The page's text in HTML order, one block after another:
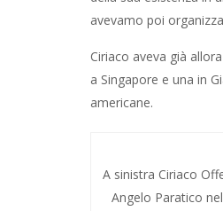
avevamo poi
Ciriaco aveva già
a Singapore e una in
americane.
A sinistra Ciriaco
Angelo Paratico